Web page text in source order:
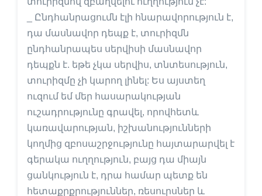
_ Ընդհանրացումն էլի հնարավորություն է,
դա մասնավոր դեպք է, տուրիզմն
ընդհանրապես սերվիսի մասնավոր
դեպքն է. եթե չկա սերվիս, տնտեսություն,
տուրիզմը չի կարող լինել: Ես այստեղ
ուզում եմ մեր հասարակության
ուշադրությունը գրավել, որովհետև
կառավարության, իշխանությունների
կողմից զբոսաշրջությունը հայտարարվել է
գերակա ուղղություն, բայց դա միայն
ցանկություն է, դրա համար պետք են
հետաքրքրություններ, ռեսուրսներ և